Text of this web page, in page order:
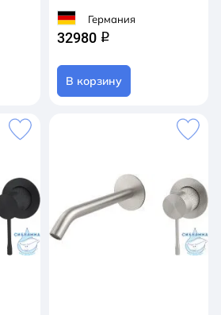
Германия
32980 q
В корзину